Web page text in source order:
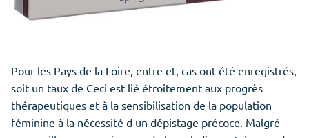
Pour les Pays de la Loire, entre et, cas ont été enregistrés,
soit un taux de Ceci est lié étroitement aux progrès
thérapeutiques et à la sensibilisation de la population
féminine à la nécessité d un dépistage précoce. Malgré